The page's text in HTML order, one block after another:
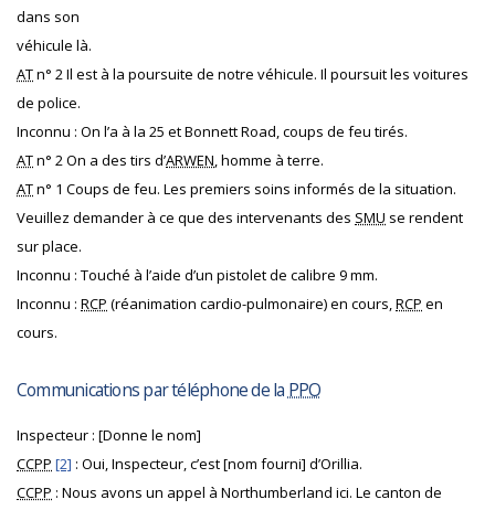
dans son
véhicule là.
ATn° 2 Il est à la poursuite de notre véhicule. Il poursuit les voitures
de police.
Inconnu : On l’a à la 25 et Bonnett Road, coups de feu tirés.
ATn° 2 On a des tirs d’ARWEN, homme à terre.
ATn° 1 Coups de feu. Les premiers soins informés de la situation.
Veuillez demander à ce que des intervenants des SMU se rendent
sur place.
Inconnu : Touché à l’aide d’un pistolet de calibre 9 mm.
Inconnu : RCP (réanimation cardio-pulmonaire) en cours,RCP en
cours.
Communications par téléphone de la PPO
Inspecteur : [Donne le nom]
CCPP [2] : Oui, Inspecteur, c’est [nom fourni] d’Orillia.
CCPP : Nous avons un appel à Northumberland ici. Le canton de